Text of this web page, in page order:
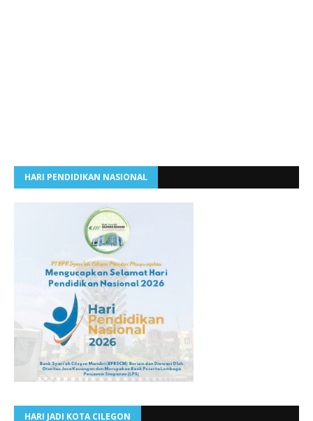
HARI PENDIDIKAN NASIONAL
HARI JADI KOTA CILEGON